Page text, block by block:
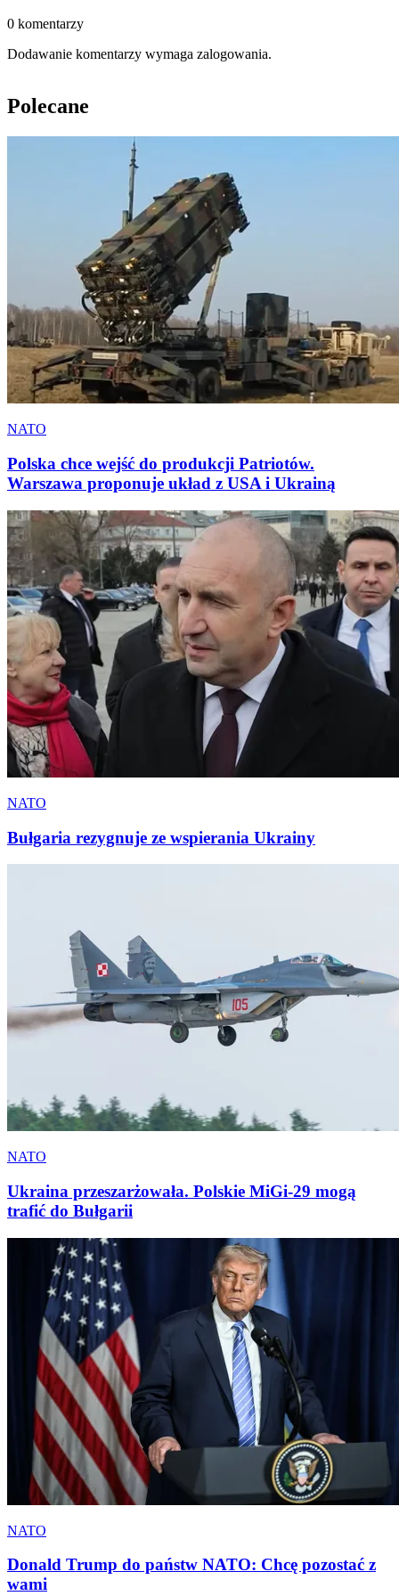
0 komentarzy
Dodawanie komentarzy wymaga zalogowania.
Polecane
NATO
Polska chce wejść do produkcji Patriotów.
Warszawa proponuje układ z USA i Ukrainą
NATO
Bułgaria rezygnuje ze wspierania Ukrainy
NATO
Ukraina przeszarżowała. Polskie MiGi-29 mogą
trafić do Bułgarii
NATO
Donald Trump do państw NATO: Chcę pozostać z
wami